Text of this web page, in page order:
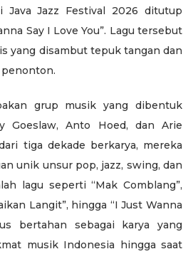
Java Jazz Festival 2026 ditutup
Say I Love You”. Lagu tersebut
yang disambut tepuk tangan dan
penonton.
grup musik yang dibentuk
Goeslaw, Anto Hoed, dan Arie
tiga dekade berkarya, mereka
unik unsur pop, jazz, swing, dan
lagu seperti “Mak Comblang”,
Langit”, hingga “I Just Wanna
bertahan sebagai karya yang
musik Indonesia hingga saat